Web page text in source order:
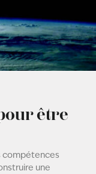
être
compétences
une